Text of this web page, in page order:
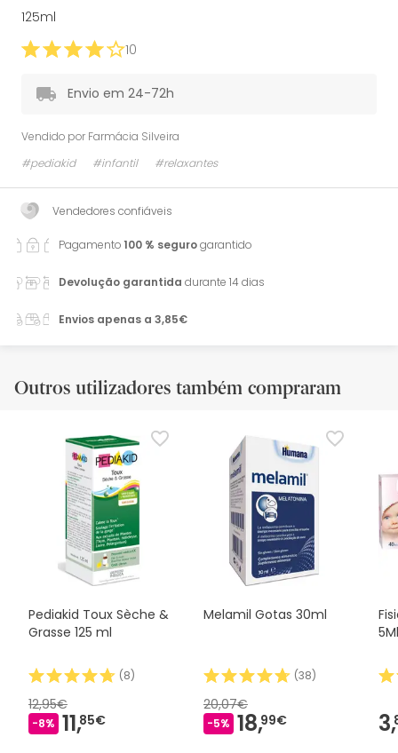
125ml
10
Envio em 24-72h
Vendido por Farmácia Silveira
#pediakid
#infantil #relaxantes
Vendedores confiáveis
Pagamento100 % segurogarantido
Devolução garantida durante 14 dias
Envios apenas a 3,85€
Outros utilizadores também compraram
Pediakid Toux Sèche &
Grasse 125 ml
(8)
12,95€
-8% 11,85€
Melamil Gotas 30ml
(38)
20,07€
-5% 18,99€ 3,